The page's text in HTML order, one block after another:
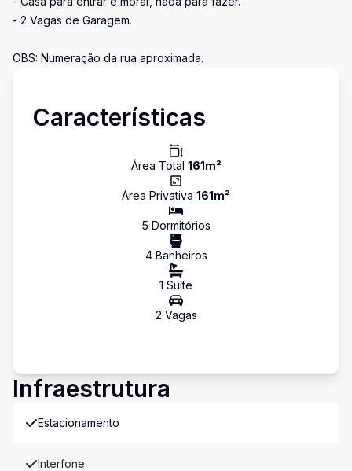
- 2 Vagas de Garagem.
OBS: Numeração da rua aproximada.
Características
Área Total 161m²
Área Privativa 161m²
5 Dormitórios
4Banheiros
1 Suíte
2 Vagas
Infraestrutura
Estacionamento
Interfone